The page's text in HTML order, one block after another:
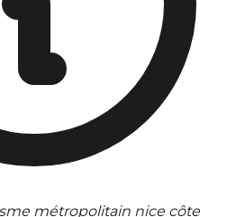
métropolitain nice côte